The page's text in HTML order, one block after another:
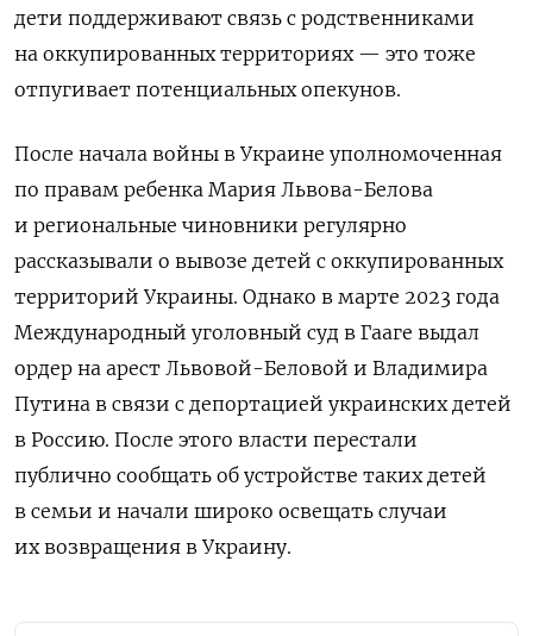
дети поддерживают связь с родственниками
на оккупированных территориях — это тоже
отпугивает потенциальных опекунов.
После начала войны в Украине уполномоченная
по правам ребенка Мария Львова-Белова
и региональные чиновники регулярно
рассказывали о вывозе детей с оккупированных
территорий Украины. Однако в марте 2023 года
Международный уголовный суд в Гааге выдал
ордер на арест Львовой-Беловой и Владимира
Путина в связи с депортацией украинских детей
в Россию. После этого власти перестали
публично сообщать об устройстве таких детей
в семьи и начали широко освещать случаи
их возвращения в Украину.